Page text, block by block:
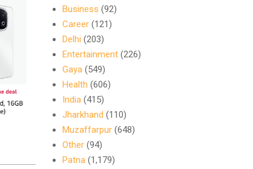
Business (92)
Career(121)
Delhi (203)
Entertainment(226)
Gaya(549)
Health (606)
India(415)
Jharkhand (110)
Muzaffarpur(648)
Other(94)
Patna(1,179)